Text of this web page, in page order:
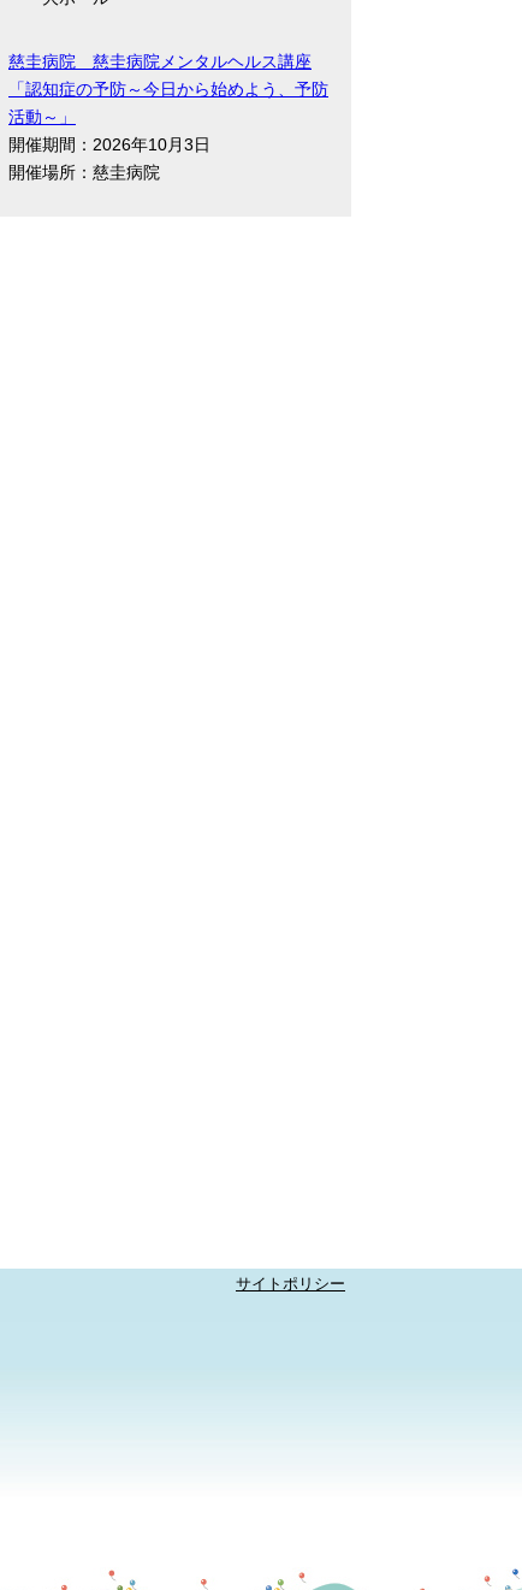
慈圭病院 慈圭病院メンタルヘルス講座
「認知症の予防～今日から始めよう、予防
活動～」
開催期間：2026年10月3日
開催場所：慈圭病院
サイトポリシー